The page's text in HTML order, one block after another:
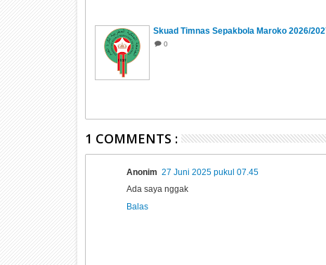
Skuad Timnas Sepakbola Maroko 2026/
0
1 COMMENTS :
Anonim 27 Juni 2025 pukul 07.45
Ada saya nggak
Balas